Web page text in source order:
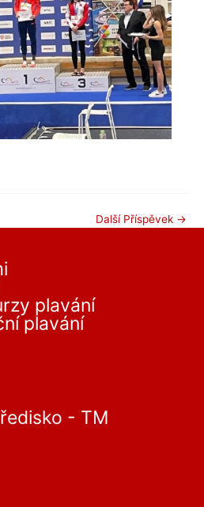
Další Příspěvek →
plavání
plavání
- TM